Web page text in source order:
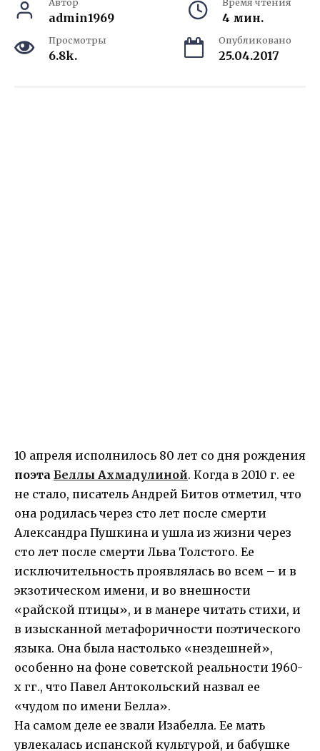
admin1969 4 мин.
Просмотры
6.8k.
Опубликовано
25.04.2017
10 апреля исполнилось 80 лет со дня рождения
поэта Беллы Ахмадулиной. Когда в 2010 г. ее
не стало, писатель Андрей Битов отметил, что
она родилась через сто лет после смерти
Александра Пушкина и ушла из жизни через
сто лет после смерти Льва Толстого. Ее
исключительность проявлялась во всем – и в
экзотическом имени, и во внешности
«райской птицы», и в манере читать стихи, и
в изысканной метафоричности поэтического
языка. Она была настолько «нездешней»,
особенно на фоне советской реальности 1960-
х гг., что Павел Антокольский назвал ее
«чудом по имени Белла».
На самом деле ее звали Изабелла. Ее мать
увлекалась испанской культурой, и бабушке